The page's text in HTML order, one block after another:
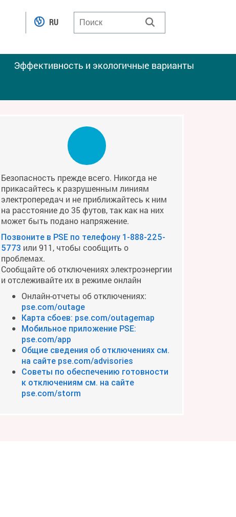
Эффективность и экологичные варианты
RU
Безопасность прежде всего. Никогда не
прикасайтесь к разрушенным линиям
электропередач и не приближайтесь к ним
на расстояние до 35 футов, так как на них
может быть подано напряжение.
Позвоните в PSE по телефону 1-888-225-
5773 или 911, чтобы сообщить о
проблемах.
Сообщайте об отключениях электроэнергии
и отслеживайте их в режиме онлайн
Онлайн-отчеты об отключениях:
pse.com/outage
Карта сбоев: pse.com/outagemap
Мобильное приложение PSE:
pse.com/app
Общие сведения об отключениях см.
на сайте pse.com/advisories
Советы по обеспечению готовности
к отключениям см. на сайте
pse.com/storm